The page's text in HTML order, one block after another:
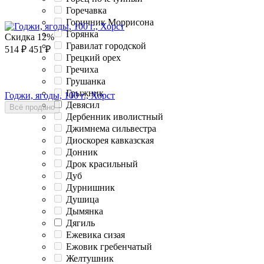
Горечавка
Горичник Моррисона
Горянка
Гравилат городской
Грецкий орех
Гречиха
Грушанка
Грыжник
Девясил
Дербенник иволистный
Джимнема сильвестра
Диоскорея кавказская
Донник
Дрок красильный
Дуб
Дурнишник
Душица
Дымянка
Дягиль
Ежевика сизая
Ежовик гребенчатый
Желтушник
Скидка 12%
514 ₽ 451 ₽
Годжи, ягоды, 100 г., Хорст
Всё продано